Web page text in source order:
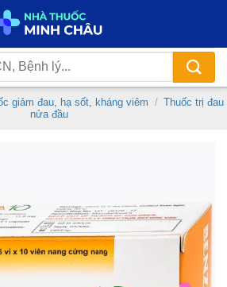
giảm đau, hạ sốt, kháng viêm / Thuốc trị đau
nửa đầu